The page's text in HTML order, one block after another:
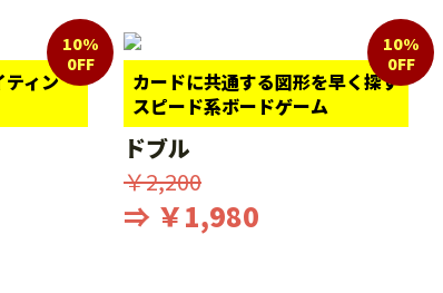
ティン
10%
0FF
カードに共通する図形を早く探す
スピード系ボードゲーム
10%
0FF
ドブル
￥2,200
⇒ ￥1,980